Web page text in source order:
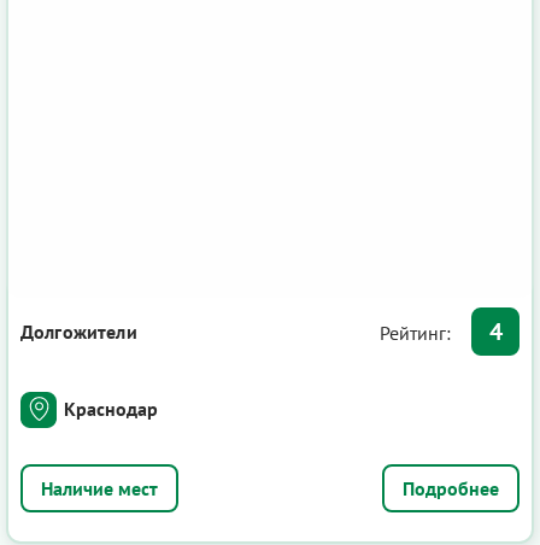
Долгожители Рейтинг: 4
Краснодар
Подробнее